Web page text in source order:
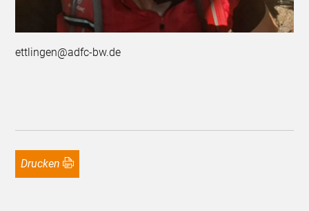
ettlingen@adfc-bw.de
Drucken